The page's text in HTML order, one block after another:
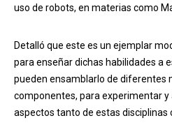
uso de robots, en materias como
Detalló que este es un ejemplar
para enseñar dichas habilidades a
pueden ensamblarlo de diferentes
componentes, para experimentar
aspectos tanto de estas disciplinas